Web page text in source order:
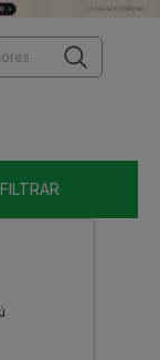
FILTRAR